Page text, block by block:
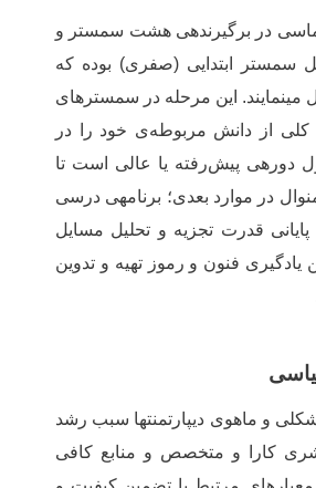
در برگیرنده­ی هشت سمستر و
سمستر ابتدایی (صفری) بوده که
این مرحله در سمسترهای
از دانش مربوطهی خود را در
دوره­ی پیشرفته یا عالی است تا
در موارد بعدی؛ برنامه­ی درسی
قدرت تجزیه و تحلیل مسایل
فنون و رموز تهیه و تدوین
و ماهوی دیپارتمنت­ها سبب رشد
کارا و متخصص و منابع کافی